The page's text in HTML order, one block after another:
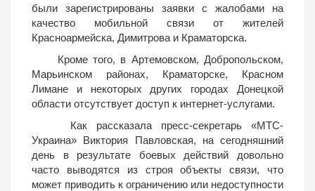
были зарегистрированы заявки с жалобами на
качество мобильной связи от жителей
Красноармейска, Димитрова и Краматорска.
Кроме того, в Артемовском, Добропольском,
Марьинском районах, Краматорске, Красном
Лимане и некоторых других городах Донецкой
области отсутствует доступ к интернет-услугами.
Как рассказала пресс-секретарь «МТС-
Украина» Виктория Павловская, на сегодняшний
день в результате боевых действий довольно
часто выводятся из строя объекты связи, что
может приводить к ограничению или недоступности